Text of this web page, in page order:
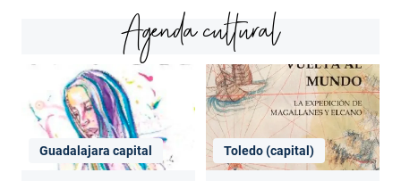
Agenda cultural
Guadalajara capital Toledo (capital)